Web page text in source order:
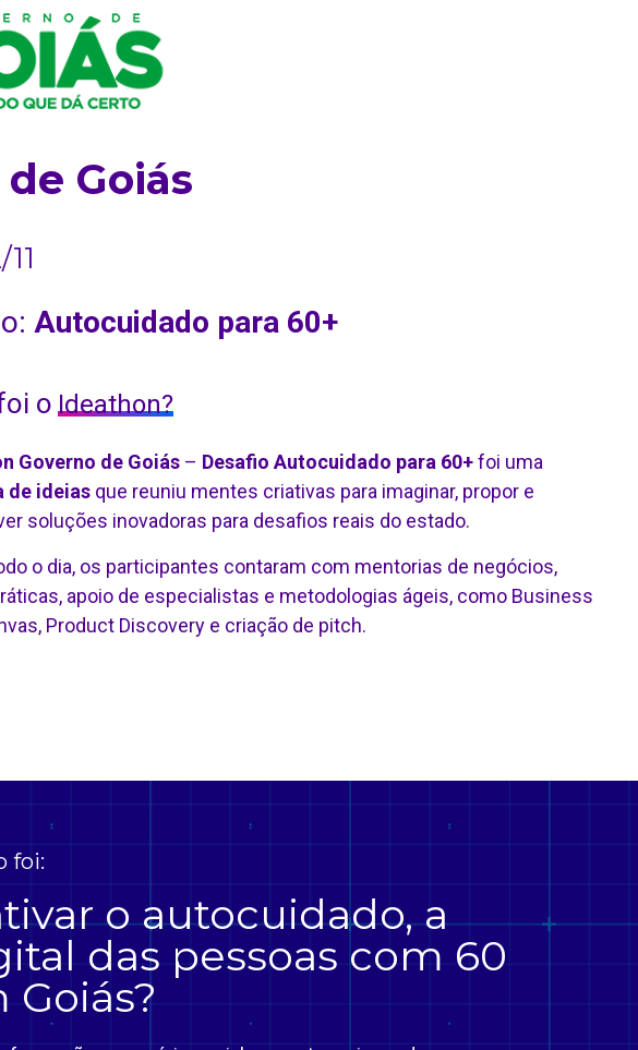
Goiás
Autocuidado para 60+
o Ideathon?
Governo de Goiás – Desafio Autocuidado para 60+foi uma
de ideias que reuniu mentes criativas para imaginar, propor e
soluções inovadoras para desafios reais do estado.
o dia, os participantes contaram com mentorias de negócios,
apoio de especialistas e metodologias ágeis, como Business
Product Discovery e criação de pitch.
foi:
o autocuidado, a
das pessoas com 60